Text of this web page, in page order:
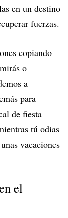
en un destino
fuerzas.
copiando
o
a
para
de fiesta
tú odias
vacaciones
el